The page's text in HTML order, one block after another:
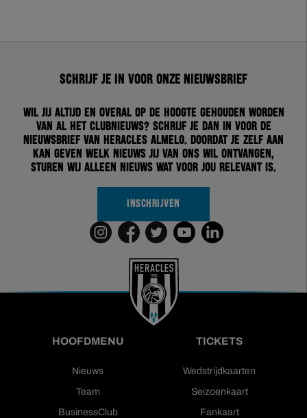
Schrijf je in voor onze nieuwsbrief
Wil jij altijd en overal op de hoogte gehouden worden
van al het clubnieuws? Schrijf je dan in voor de
nieuwsbrief van Heracles Almelo. Doordat je zelf aan
kan geven welk nieuws jij van ons wil ontvangen,
sturen wij alleen nieuws wat voor jou relevant is.
INSCHRIJVEN
HOOFDMENU
Nieuws
Team
BusinessClub
TICKETS
Wedstrijdkaarten
Seizoenkaart
Fankaart